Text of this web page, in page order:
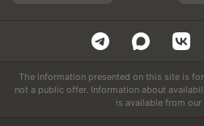
The information presented on this site is
not a public offer. Information about
is available from our